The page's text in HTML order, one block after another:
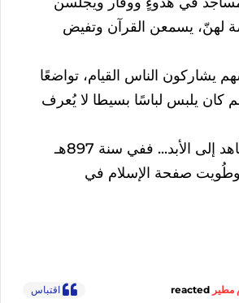
يسمعن القرآن وتفيض
يشاركون الناس القيام، تواضعًا
كان يلبس لباسًا بسيطا لا يُعرف
ولم تدم تلك المشاهد إلى الأبد... ففي سنة 897هـ
صفحة الإسلام في
مطير اقتباس